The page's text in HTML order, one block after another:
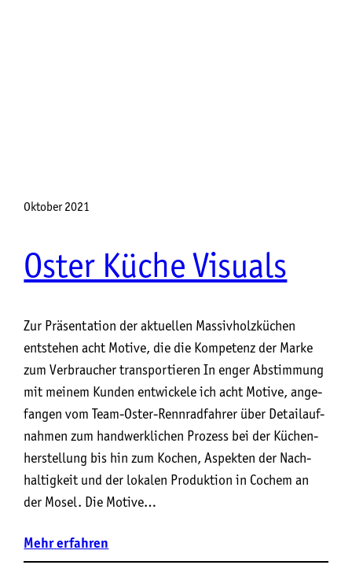
Oktober 2021
Oster Küche Visuals
Zur Präsentation der aktuellen Massivholzküchen
entstehen acht Motive, die die Kompetenz der Marke
zum Verbraucher transportieren In enger Abstim­mung
mit mei­nem Kun­den ent­wi­cke­le ich acht Moti­ve, ange­
fan­gen vom Team-Oster-Renn­rad­fah­rer über Detail­auf­
nah­men zum hand­werk­li­chen Pro­zess bei der Küchen­
her­stel­lung bis hin zum Kochen, Aspek­ten der Nach­
hal­tig­keit und der loka­len Pro­duk­ti­on in Cochem an
der Mosel. Die Moti­ve…
Mehrerfahren